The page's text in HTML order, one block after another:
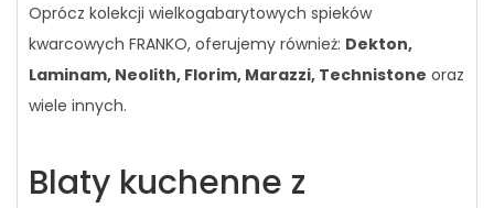
Oprócz kolekcji wielkogabarytowych spieków
kwarcowych FRANKO, oferujemy również: Dekton,
Laminam, Neolith, Florim, Marazzi, Technistone oraz
wiele innych.
Blaty kuchenne z